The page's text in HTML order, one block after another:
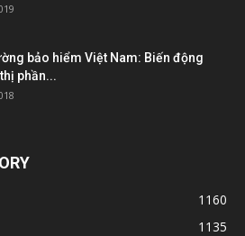
bảo hiểm Việt Nam: Biến động
phần...
1160
1135